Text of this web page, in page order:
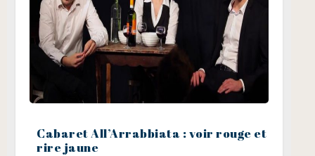
Cabaret All’Arrabbiata : voir rouge et
rire jaune